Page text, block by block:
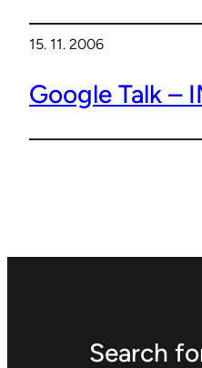
15. 11. 2006
Google Talk –
Search